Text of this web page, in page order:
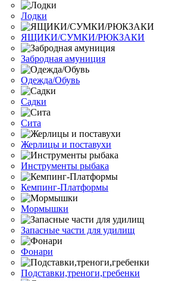
Лодки
ЯЩИКИ/СУМКИ/РЮКЗАКИ
Забродная амуниция
Одежда/Обувь
Садки
Сита
Жерлицы и поставухи
Инструменты рыбака
Кемпинг-Платформы
Мормышки
Запасные части для удилищ
Фонари
Подставки,треноги,гребенки